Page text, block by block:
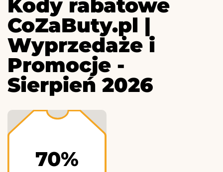
Kody rabatowe
CoZaButy.pl |
Wyprzedaże i
Promocje -
Sierpień 2026
70%